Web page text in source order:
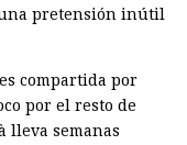
pretensión inútil
compartida por
por el resto de
lleva semanas